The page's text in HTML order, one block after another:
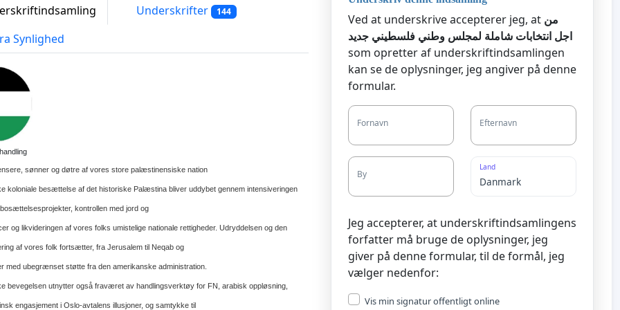
Underskrifter 144
Synlighed
sønner og døtre af vores store palæstinensiske nation
koloniale besættelse af det historiske Palæstina bliver uddybet gennem intensiveringen
bosættelsesprojekter, kontrollen med jord og
og likvideringen af vores folks umistelige nationale rettigheder. Udryddelsen og den
af vores folk fortsætter, fra Jerusalem til Neqab og
med ubegrænset støtte fra den amerikanske administration.
bevegelsen utnytter også fraværet av handlingsverktøy for FN, arabisk oppløsning,
engasjement i Oslo-avtalens illusjoner, og samtykke til
Ved at underskrive accepterer jeg, at من
اجل انتخابات شاملة لمجلس وطني فلسطيني جديد
som opretter af underskriftindsamlingen
kan se de oplysninger, jeg angiver på denne
formular.
Fornavn Efternavn
By
Land
Jeg accepterer, at underskriftindsamlingens
forfatter må bruge de oplysninger, jeg
giver på denne formular, til de formål, jeg
vælger nedenfor:
Vis min signatur offentligt online